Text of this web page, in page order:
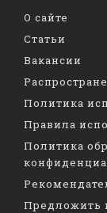
О сайте
Статьи
Вакансии
Политика
Правила
Политика
Предложить